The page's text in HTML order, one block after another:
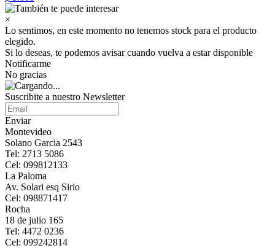
×
Lo sentimos, en este momento no tenemos stock para el producto
elegido.
Si lo deseas, te podemos avisar cuando vuelva a estar disponible
Notificarme
No gracias
Suscribite a nuestro Newsletter
Enviar
Montevideo
Solano Garcia 2543
Tel: 2713 5086
Cel: 099812133
La Paloma
Av. Solari esq Sirio
Cel: 098871417
Rocha
18 de julio 165
Tel: 4472 0236
Cel: 099242814